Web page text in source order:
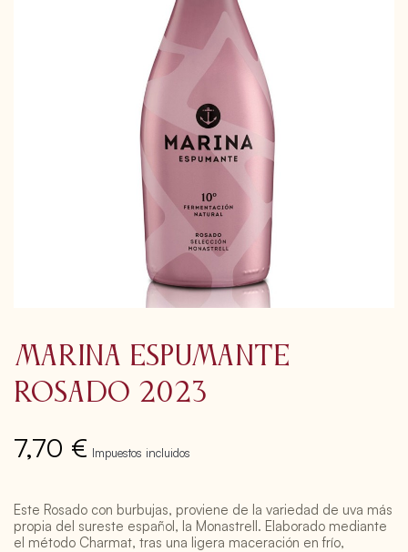
Marina Espumante
Rosado 2023
7,70 € Impuestos incluidos
Este Rosado con burbujas, proviene de la variedad de uva más
propia del sureste español, la Monastrell. Elaborado mediante
el método Charmat, tras una ligera maceración en frío,